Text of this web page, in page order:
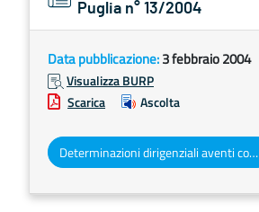
Puglia n° 13/2004
Data pubblicazione:3 febbraio 2004
Visualizza BURP
Scarica
Ascolta
Determinazioni dirigenziali aventi contenuto di interesse generale